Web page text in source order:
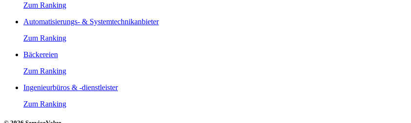
Zum Ranking
Automatisierungs- & Systemtechnikanbieter
Zum Ranking
Bäckereien
Zum Ranking
Ingenieurbüros & -dienstleister
Zum Ranking